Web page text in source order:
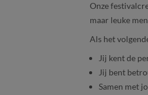
Onze
maar leuke
Als het
Jij kent de
Jij bent
Samen met